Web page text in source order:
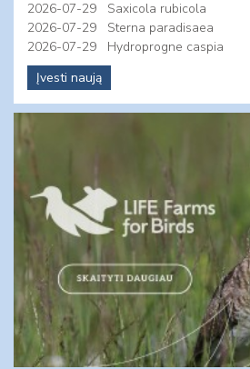
2026-07-29
Saxicola rubicola
2026-07-29
Sterna paradisaea
2026-07-29
Hydroprogne caspia
Įvesti naują